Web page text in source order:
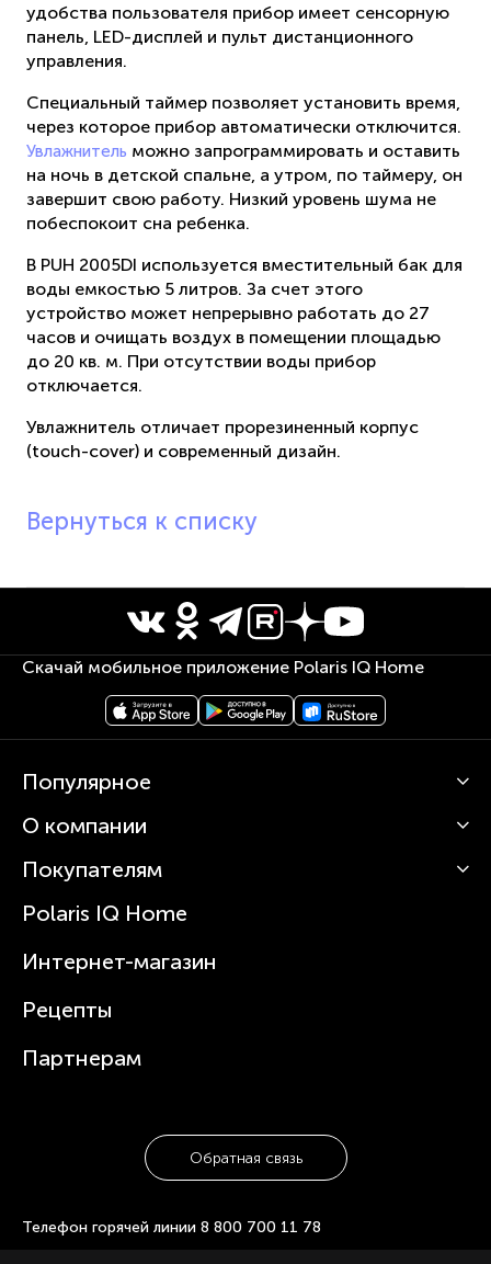
удобства пользователя прибор имеет сенсорную
панель, LED-дисплей и пульт дистанционного
управления.
Специальный таймер позволяет установить время,
через которое прибор автоматически отключится.
Увлажнитель можно запрограммировать и оставить
на ночь в детской спальне, а утром, по таймеру, он
завершит свою работу. Низкий уровень шума не
побеспокоит сна ребенка.
В PUH 2005DI используется вместительный бак для
воды емкостью 5 литров. За счет этого
устройство может непрерывно работать до 27
часов и очищать воздух в помещении площадью
до 20 кв. м. При отсутствии воды прибор
отключается.
Увлажнитель отличает прорезиненный корпус
(touch-cover) и современный дизайн.
Вернуться к списку
Скачай мобильное приложение Polaris IQ Home
Популярное
Кофемашины
Вертикальные пылесосы
Зубные щетки и ирригаторы
Увлажнители
Посуда
О компании
О Polaris
Статьи
Покупателям
Сервисные центры
Где купить
Polaris IQ Home
Интернет-магазин
Рецепты
Партнерам
Обратная связь
Телефон горячей линии 8 800 700 11 78